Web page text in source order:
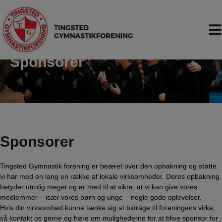
indholdet
Sponsorer
Sponsorer
Tingsted Gymnastik forening er beæret over den opbakning og støtte
vi har med en lang en række af lokale virksomheder. Deres opbakning
betyder utrolig meget og er med til at sikre, at vi kan give vores
medlemmer – især vores børn og unge – nogle gode oplevelser.
Hvis din virksomhed kunne tænke sig at bidrage til foreningens virke,
så kontakt os gerne og høre om mulighederne for at blive sponsor for